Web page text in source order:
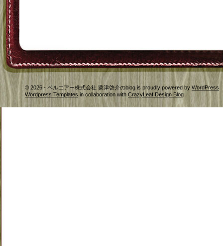
© 2026 - ベルエアー株式会社 粟津啓介のblog is proudly powered by WordPress
Wordpress Templates in collaboration with CrazyLeaf Design Blog